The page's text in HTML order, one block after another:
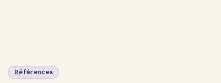
Références